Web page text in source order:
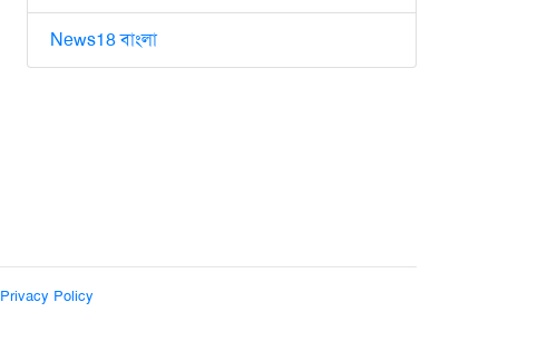
News18 বাংলা
Privacy Policy